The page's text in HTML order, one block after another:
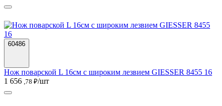
60486
Нож поварской L 16см с широким лезвием GIESSER 8455 16
1 656 ,78 ₽/шт